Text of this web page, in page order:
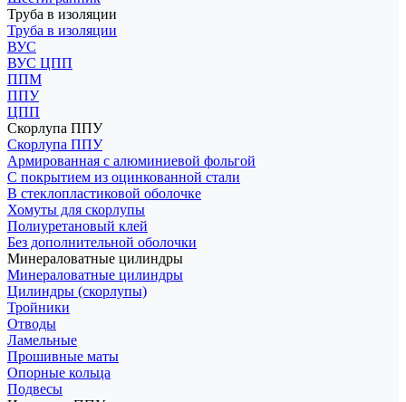
Труба в изоляции
Труба в изоляции
ВУС
ВУС ЦПП
ППМ
ППУ
ЦПП
Скорлупа ППУ
Скорлупа ППУ
Армированная с алюминиевой фольгой
С покрытием из оцинкованной стали
В стеклопластиковой оболочке
Хомуты для скорлупы
Полиуретановый клей
Без дополнительной оболочки
Минераловатные цилиндры
Минераловатные цилиндры
Цилиндры (скорлупы)
Тройники
Отводы
Ламельные
Прошивные маты
Опорные кольца
Подвесы